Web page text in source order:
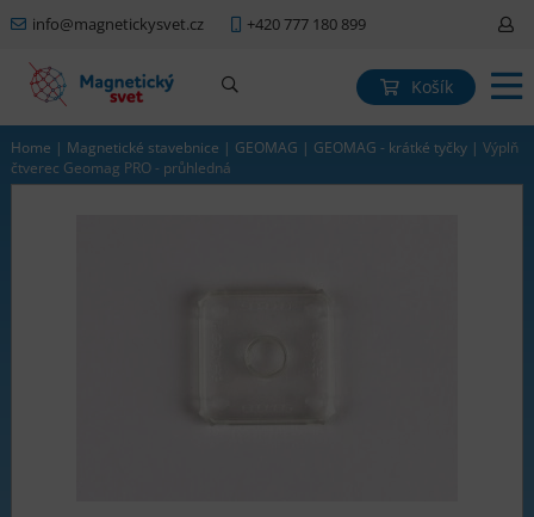
info@magnetickysvet.cz +420 777 180 899
Košík
Home | Magnetické stavebnice | GEOMAG | GEOMAG - krátké tyčky | Výplň
čtverec Geomag PRO - průhledná